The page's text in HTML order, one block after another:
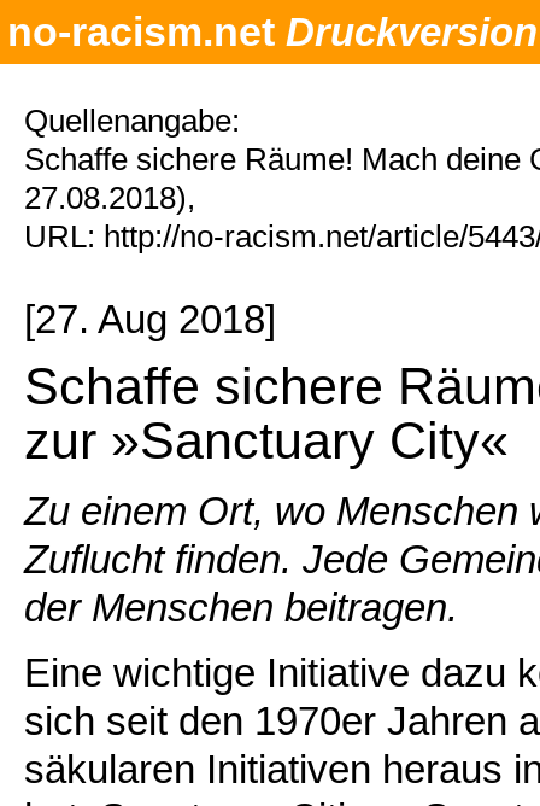
no-racism.net Druckversion
Quellenangabe:
Schaffe sichere Räume! Mach
27.08.2018),
URL: http://no-racism.net/article/
[27. Aug 2018]
Schaffe sichere
zur »Sanctuary City«
Zu einem Ort, wo Menschen
Zuflucht finden. Jede
der Menschen beitragen.
Eine wichtige Initiative dazu
sich seit den 1970er Jahren
säkularen Initiativen heraus